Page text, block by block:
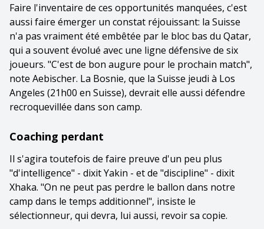
Faire l'inventaire de ces opportunités manquées, c'est
aussi faire émerger un constat réjouissant: la Suisse
n'a pas vraiment été embêtée par le bloc bas du Qatar,
qui a souvent évolué avec une ligne défensive de six
joueurs. "C'est de bon augure pour le prochain match",
note Aebischer. La Bosnie, que la Suisse jeudi à Los
Angeles (21h00 en Suisse), devrait elle aussi défendre
recroquevillée dans son camp.
Coaching perdant
Il s'agira toutefois de faire preuve d'un peu plus
"d'intelligence" - dixit Yakin - et de "discipline" - dixit
Xhaka. "On ne peut pas perdre le ballon dans notre
camp dans le temps additionnel", insiste le
sélectionneur, qui devra, lui aussi, revoir sa copie.